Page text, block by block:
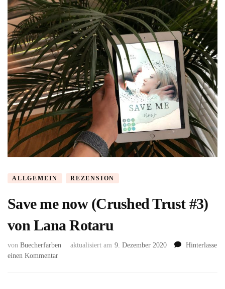
ALLGEMEIN REZENSION
Save me now (Crushed Trust #3)
von Lana Rotaru
von Buecherfarben aktualisiert am 9. Dezember 2020
Hinterlasse
einen Kommentarzu